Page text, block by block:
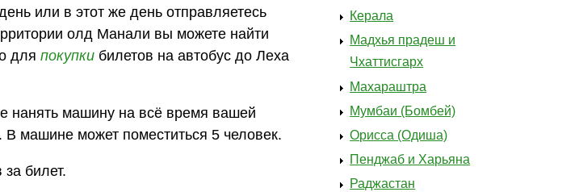
или в этот же день отправляетесь
олд Манали вы можете найти
дляпокупки билетов на автобус до Леха
нанять машину на всё время вашей
машине может поместиться 5 человек.
билет.
Керала
Мадхья прадеш и
Чхаттисгарх
Махараштра
Мумбаи (Бомбей)
Орисса (Одиша)
Пенджаб и Харьяна
Раджастан